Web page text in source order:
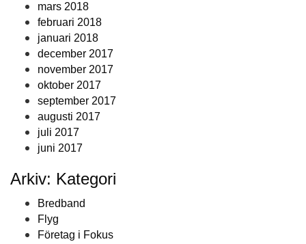
mars 2018
februari 2018
januari 2018
december 2017
november 2017
oktober 2017
september 2017
augusti 2017
juli 2017
juni 2017
Arkiv: Kategori
Bredband
Flyg
Företag i Fokus